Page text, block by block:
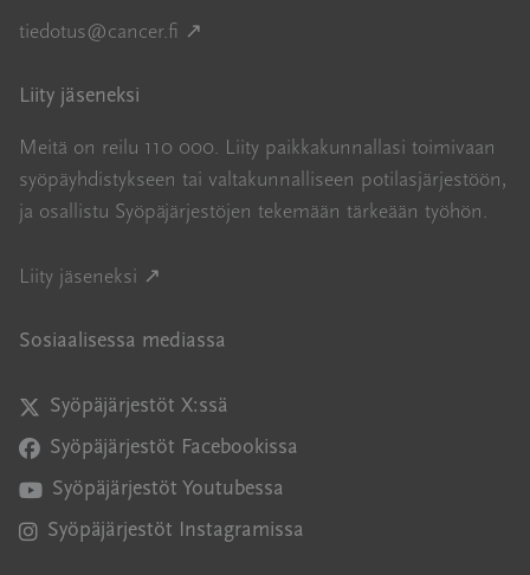
tiedotus@cancer.fi ↗
Liity jäseneksi
Meitä on reilu 110 000. Liity paikkakunnallasi toimivaan
syöpäyhdistykseen tai valtakunnalliseen potilasjärjestöön,
ja osallistu Syöpäjärjestöjen tekemään tärkeään työhön.
Liity jäseneksi ↗
Sosiaalisessa mediassa
Syöpäjärjestöt X:ssä
Avautuu uuteen ikkunaan
Syöpäjärjestöt Facebookissa
Avautuu uuteen ikkunaan
Syöpäjärjestöt Youtubessa
Avautuu uuteen ikkunaan
Syöpäjärjestöt Instagramissa
Avautuu uuteen ikkunaan